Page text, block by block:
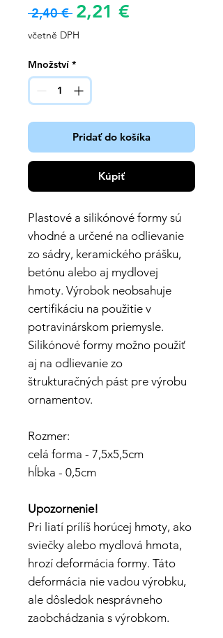
2,40 € Běžná
cena
2,21 €
včetně DPH
Množství *
Pridať do košíka
Kúpiť
Plastové a silikónové formy sú
vhodné a určené na odlievanie
zo sádry, keramického prášku,
betónu alebo aj mydlovej
hmoty. Výrobok neobsahuje
certifikáciu na použitie v
potravinárskom priemysle.
Silikónové formy možno použiť
aj na odlievanie zo
štrukturačných pást pre výrobu
ornamentov.
Rozmer:
celá forma - 7,5x5,5cm
hĺbka - 0,5cm
Upozornenie!
Pri liatí prílíš horúcej hmoty, ako
sviečky alebo mydlová hmota,
hrozí deformácia formy. Táto
deformácia nie vadou výrobku,
ale dôsledok nesprávneho
zaobchádzania s výrobkom.